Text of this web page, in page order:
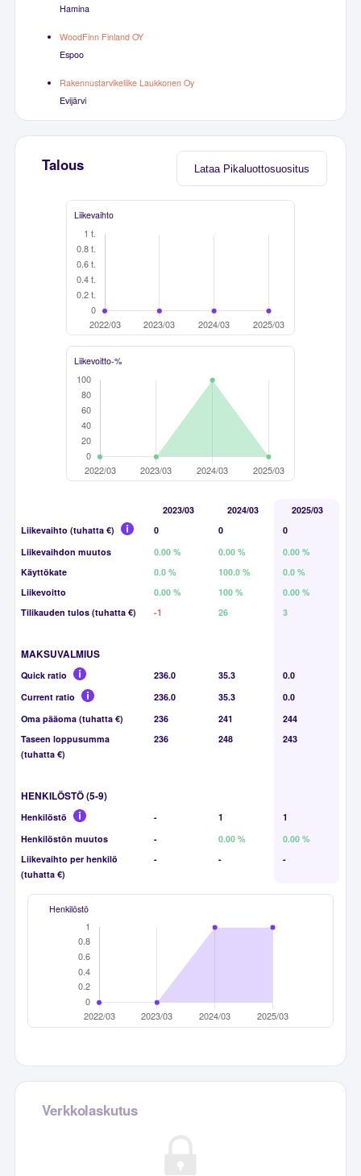
Hamina
WoodFinn Finland OY
Espoo
Rakennustarvikeliike Laukkonen Oy
Evijärvi
Lataa Pikaluottosuositus
Talous
Liikevaihto
Liikevoitto-%
2023/03 2024/03
2025/03
Liikevaihto (tuhatta €)
0 0
0
Liikevaihdon muutos
0.00 % 0.00 %
0.00 %
Käyttökate
0.0 % 100.0 %
0.0 %
Liikevoitto
0.00 % 100 %
0.00 %
Tilikauden tulos (tuhatta €)
-1 26 3
MAKSUVALMIUS
Quick ratio 236.0 35.3
0.0
Current ratio
236.0 35.3
0.0
Oma pääoma (tuhatta €)
236 241
244
Taseen loppusumma
(tuhatta €)
236 248 243
HENKILÖSTÖ (5-9)
Henkilöstö - 1
1
Henkilöstön muutos
- 0.00 %
0.00 %
Liikevaihto per henkilö
(tuhatta €)
- - -
Henkilöstö
Verkkolaskutus